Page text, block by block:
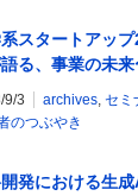
スタートアッ
る、事業の未
性と働き方のリア
9/3 archives, セミ
のつぶやき
発における生成